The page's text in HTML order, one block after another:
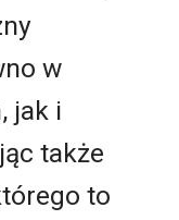
w
jak i
także
to